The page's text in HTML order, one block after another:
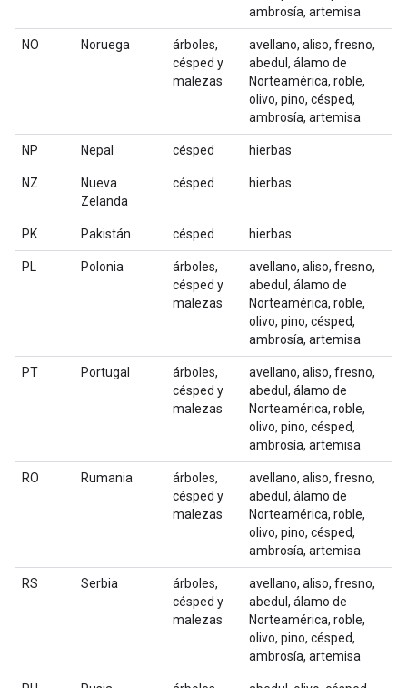
ambrosía, artemisa
NO Noruega
árboles,
césped y
malezas
avellano, aliso, fresno,
abedul, álamo de
Norteamérica, roble,
olivo, pino, césped,
ambrosía, artemisa
NP Nepal césped hierbas
NZ
Nueva
Zelanda
césped hierbas
PK Pakistán césped hierbas
PL Polonia
árboles,
césped y
malezas
avellano, aliso, fresno,
abedul, álamo de
Norteamérica, roble,
olivo, pino, césped,
ambrosía, artemisa
PT Portugal
árboles,
césped y
malezas
avellano, aliso, fresno,
abedul, álamo de
Norteamérica, roble,
olivo, pino, césped,
ambrosía, artemisa
RO Rumania
árboles,
césped y
malezas
avellano, aliso, fresno,
abedul, álamo de
Norteamérica, roble,
olivo, pino, césped,
ambrosía, artemisa
RS Serbia
árboles,
césped y
malezas
avellano, aliso, fresno,
abedul, álamo de
Norteamérica, roble,
olivo, pino, césped,
ambrosía, artemisa